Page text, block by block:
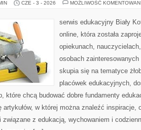
CZE - 3 - 2026 MOŻLIWOŚĆ
serwis edukacyjny Biały
online, która została
opiekunach,
osobach
skupia się na tematyce
placówek edukacyjnych,
które chcą budować dobre fundamenty
artykułów, w której można znaleźć inspiracje,
związane z edukacją, wychowaniem i